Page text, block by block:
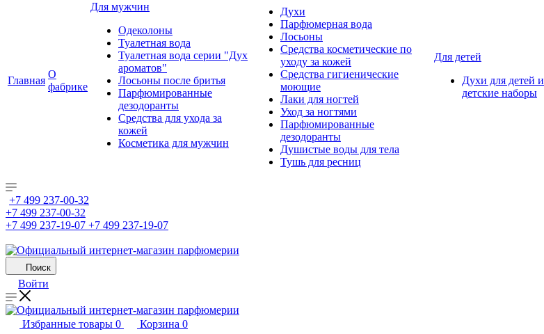
Главная
О
фабрике
Для мужчин
Одеколоны
Туалетная вода
Туалетная вода серии "Дух
ароматов"
Лосьоны после бритья
Парфюмированные
дезодоранты
Средства для ухода за
кожей
Косметика для мужчин
Духи
Парфюмерная вода
Лосьоны
Средства косметические по
уходу за кожей
Средства гигиенические
моющие
Лаки для ногтей
Уход за ногтями
Парфюмированные
дезодоранты
Душистые воды для тела
Тушь для ресниц
Для детей
Духи для детей и
детские наборы
+7 499 237-00-32
+7 499 237-00-32
+7 499 237-19-07 +7 499 237-19-07
Поиск
Войти
Избранные товары 0 Корзина 0